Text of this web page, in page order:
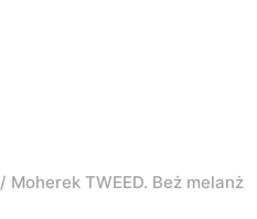
/ Moherek TWEED. Beż melanż